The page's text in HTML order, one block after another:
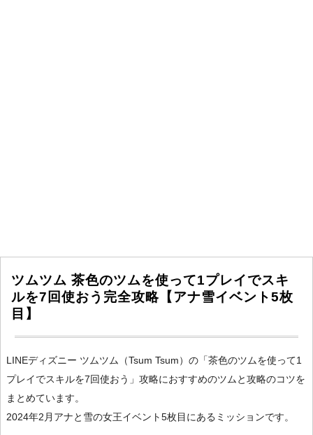
ツムツム 茶色のツムを使って1プレイでスキ
ルを7回使おう完全攻略【アナ雪イベント5枚
目】
LINEディズニー ツムツム（Tsum Tsum）の「茶色のツムを使って1
プレイでスキルを7回使おう」攻略におすすめのツムと攻略のコツを
まとめています。
2024年2月アナと雪の女王イベント5枚目にあるミッションです。